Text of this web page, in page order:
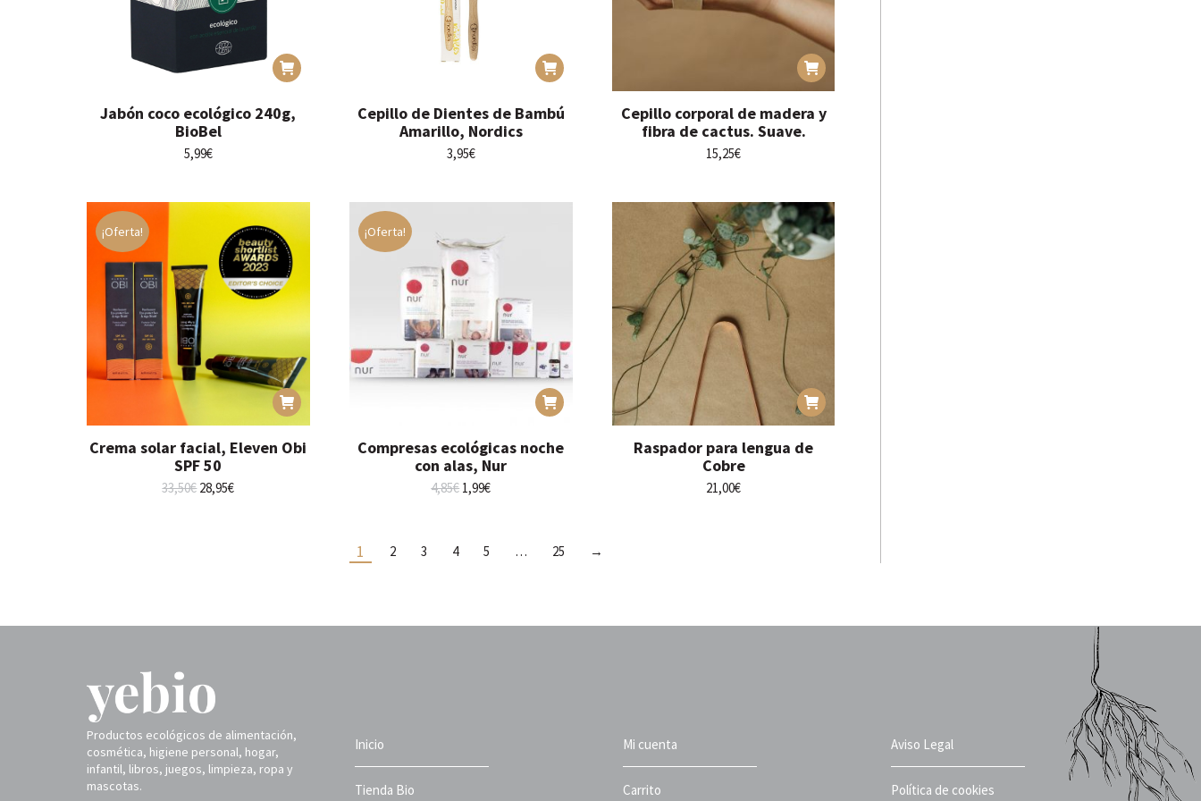
Jabón coco ecológico 240g,
BioBel
5,99€
Cepillo de Dientes de Bambú
Amarillo, Nordics
3,95€
Cepillo corporal de madera y
fibra de cactus. Suave.
15,25€
¡Oferta!
Crema solar facial, Eleven Obi
SPF 50
33,50€El
28,95€El
¡Oferta!
Compresas ecológicas noche
con alas, Nur
4,85€ El
4,85€.
1,99€El
1,99€.
Raspador para lengua de
Cobre
21,00€
1 2 3 4 5 … 25 →
Productos ecológicos de alimentación,
cosmética, higiene personal, hogar,
infantil, libros, juegos, limpieza, ropa y
mascotas.
Inicio
Tienda Bio
Mi cuenta
Carrito
Aviso Legal
Política de cookies